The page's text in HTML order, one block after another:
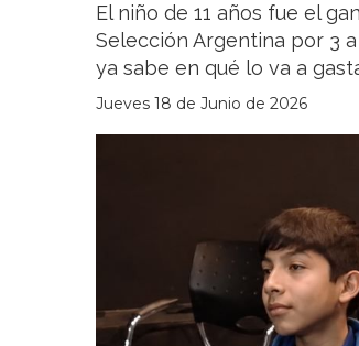
El niño de 11 años fue el
Selección Argentina por 3
ya sabe en qué lo va a
Jueves 18 de Junio de 2026